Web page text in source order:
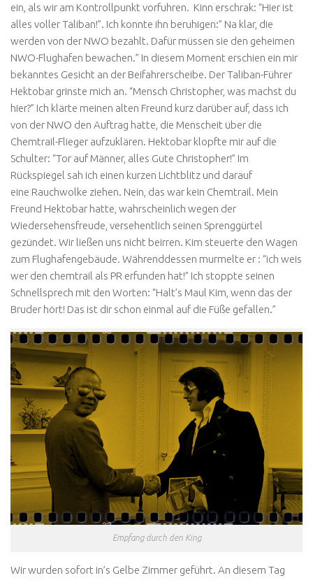
ein, als wir am Kontrollpunkt vorfuhren. Kinn erschrak: “Hier ist
alles voller Taliban!”. Ich konnte ihn beruhigen:” Na klar, die
werden von der NWO bezahlt. Dafür müssen sie den geheimen
NWO-Flughafen bewachen.” In diesem Moment erschien ein mir
bekanntes Gesicht an der Beifahrerscheibe. Der Taliban-Führer
Hektobar grinste mich an. “Mensch Christopher, was machst du
hier?” Ich klärte meinen alten Freund kurz darüber auf, dass ich
von der NWO den Auftrag hatte, die Menscheit über die
Chemtrail-Flieger aufzuklären. Hektobar klopfte mir auf die
Schulter: “Tor auf Männer, alles Gute Christopher!” Im
Rückspiegel sah ich einen kurzen Lichtblitz und darauf
eine Rauchwolke ziehen. Nein, das war kein Chemtrail. Mein
Freund Hektobar hatte, wahrscheinlich wegen der
Wiedersehensfreude, versehentlich seinen Sprenggürtel
gezündet. Wir ließen uns nicht beirren. Kim steuerte den Wagen
zum Flughafengebäude. Währenddessen murmelte er : “ich weis
wer den chemtrail als PR erfunden hat!” Ich stoppte seinen
Schnellsprech mit den Worten: “Halt’s Maul Kim, wenn das der
Bruder hört! Das ist dir schon einmal auf die Füße gefallen.”
Empfang durch den King
Wir wurden sofort in’s Gelbe Zimmer geführt. An diesem Tag